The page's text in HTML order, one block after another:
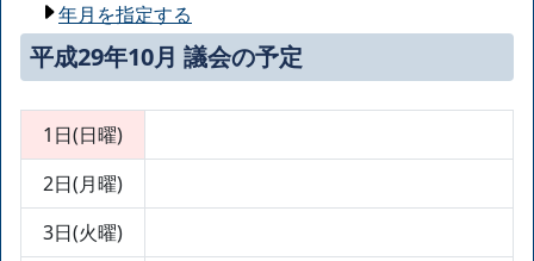
年月を指定する
平成29年10月 議会の予定
1日(日曜)
2日(月曜)
3日(火曜)